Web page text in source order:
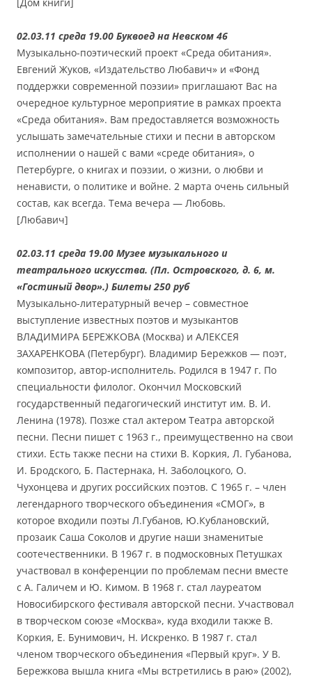
02.03.11 среда 19.00 Буквоед на Невском 46
Музыкально-поэтический проект «Среда обитания».
Евгений Жуков, «Издательство Любавич» и «Фонд
поддержки современной поэзии» приглашают Вас на
очередное культурное мероприятие в рамках проекта
«Среда обитания». Вам предоставляется возможность
услышать замечательные стихи и песни в авторском
исполнении о нашей с вами «среде обитания», о
Петербурге, о книгах и поэзии, о жизни, о любви и
ненависти, о политике и войне. 2 марта очень сильный
состав, как всегда. Тема вечера — Любовь.
[Любавич]
02.03.11 среда 19.00 Музее музыкального и
театрального искусства. (Пл. Островского, д. 6, м.
«Гостиный двор».) Билеты 250 руб
Музыкально-литературный вечер – совместное
выступление известных поэтов и музыкантов
ВЛАДИМИРА БЕРЕЖКОВА (Москва) и АЛЕКСЕЯ
ЗАХАРЕНКОВА (Петербург). Владимир Бережков — поэт,
композитор, автор-исполнитель. Родился в 1947 г. По
специальности филолог. Окончил Московский
государственный педагогический институт им. В. И.
Ленина (1978). Позже стал актером Театра авторской
песни. Песни пишет с 1963 г., преимущественно на свои
стихи. Есть также песни на стихи В. Коркия, Л. Губанова,
И. Бродского, Б. Пастернака, Н. Заболоцкого, О.
Чухонцева и других российских поэтов. С 1965 г. – член
легендарного творческого объединения «СМОГ», в
которое входили поэты Л.Губанов, Ю.Кублановский,
прозаик Саша Соколов и другие наши знаменитые
соотечественники. В 1967 г. в подмосковных Петушках
участвовал в конференции по проблемам песни вместе
с А. Галичем и Ю. Кимом. В 1968 г. стал лауреатом
Новосибирского фестиваля авторской песни. Участвовал
в творческом союзе «Москва», куда входили также В.
Коркия, Е. Бунимович, Н. Искренко. В 1987 г. стал
членом творческого объединения «Первый круг». У В.
Бережкова вышла книга «Мы встретились в раю» (2002),